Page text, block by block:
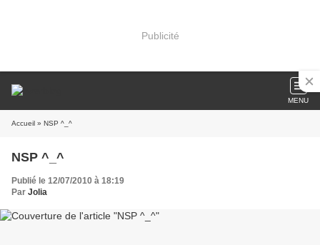
Publicité
MENU
Accueil » NSP ^_^
NSP ^_^
Publié le 12/07/2010 à 18:19
Par Jolia